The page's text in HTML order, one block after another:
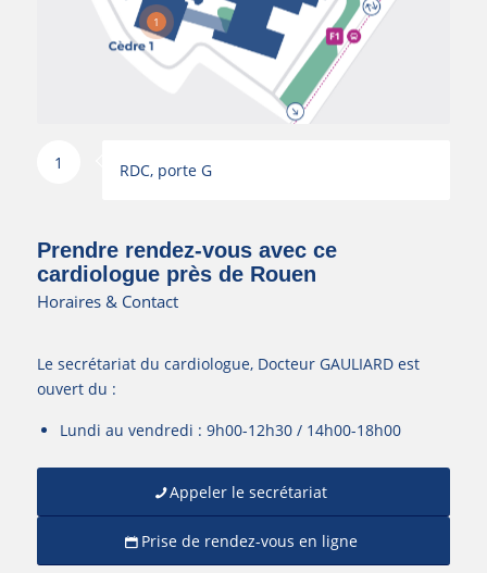
1
1 RDC, porte G
Prendre rendez-vous avec ce
cardiologue près de Rouen
Horaires & Contact
Le secrétariat du cardiologue, Docteur GAULIARD est
ouvert du :
Lundi au vendredi : 9h00-12h30 / 14h00-18h00
Appeler le secrétariat
Prise de rendez-vous en ligne